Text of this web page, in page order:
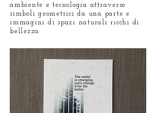
ambiente e tecnologia attraverso
simboli geometrici da una parte e
immagini di spazi naturali ricchi di
bellezza.